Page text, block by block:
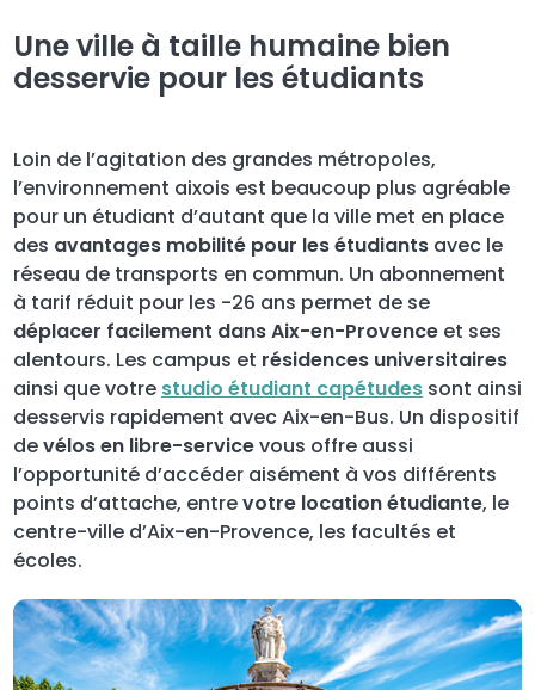
Une ville à taille humaine bien
desservie pour les étudiants
Loin de l’agitation des grandes métropoles,
l’environnement aixois est beaucoup plus agréable
pour un étudiant d’autant que la ville met en place
des avantages mobilité pour les étudiants avec le
réseau de transports en commun. Un abonnement
à tarif réduit pour les -26 ans permet de se
déplacer facilement dans Aix-en-Provence et ses
alentours. Les campus et résidences universitaires
ainsi que votre studio étudiant capétudes sont ainsi
desservis rapidement avec Aix-en-Bus. Un dispositif
devélos en libre-servicevous offre aussi
l’opportunité d’accéder aisément à vos différents
points d’attache, entrevotre location étudiante, le
centre-ville d’Aix-en-Provence, les facultés et
écoles.